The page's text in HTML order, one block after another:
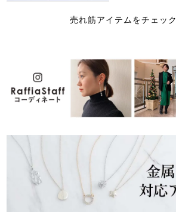
売れ筋アイテムをチェック